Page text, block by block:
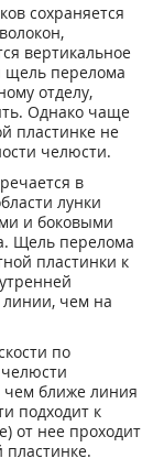
сохраняется
вертикальное
щель перелома
отделу,
Однако чаще
пластинке не
челюсти.
в
лунки
и боковыми
Щель перелома
пластинки к
линии, чем на
по
чем ближе линия
подходит к
от нее проходит